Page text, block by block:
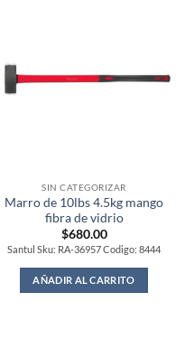
SIN CATEGORIZAR
Marro de 10lbs 4.5kg mango
fibra de vidrio
$680.00
Santul Sku: RA-36957 Codigo: 8444
AÑADIR AL CARRITO